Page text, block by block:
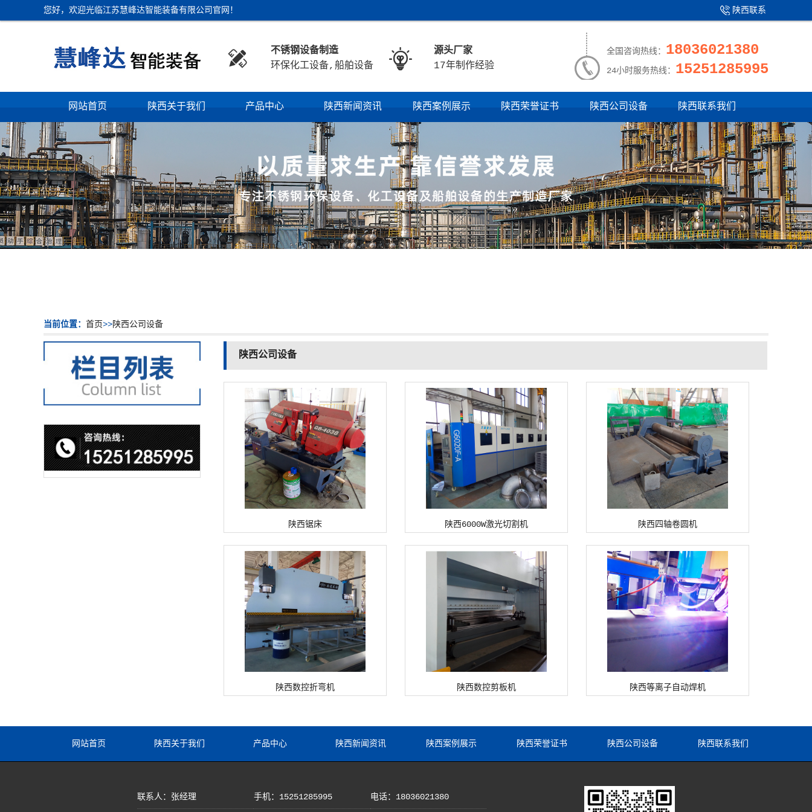
您好，欢迎光临江苏慧峰达智能装备有限公司官网！ 陕西联系

不锈钢设备制造
环保化工设备,船舶设备

源头厂家
17年制作经验
全国咨询热线： 18036021380
24小时服务热线： 15251285995
网站首页 陕西关于我们 产品中心 陕西新闻资讯 陕西案例展示 陕西荣誉证书 陕西公司设备 陕西联系我们
当前位置： 首页>>陕西公司设备
陕西公司设备
陕西锯床 陕西6000W激光切割机 陕西四轴卷圆机
陕西数控折弯机 陕西数控剪板机 陕西等离子自动焊机
网站首页 陕西关于我们 产品中心 陕西新闻资讯 陕西案例展示 陕西荣誉证书 陕西公司设备 陕西联系我们
联系人：张经理 手机：15251285995 电话：18036021380